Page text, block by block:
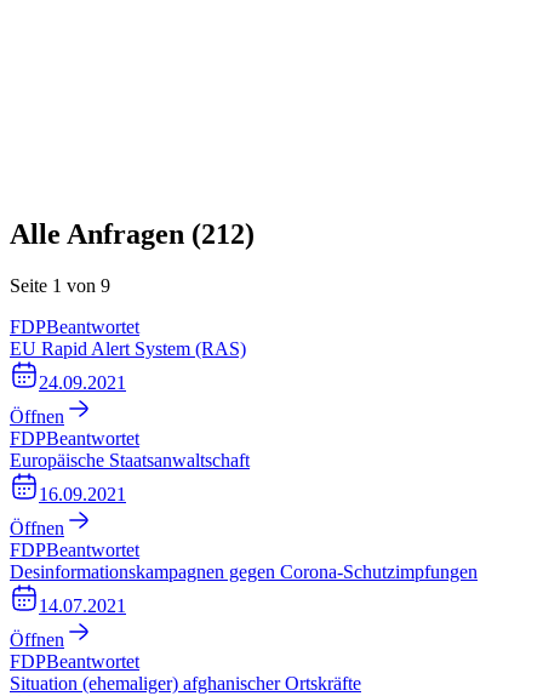
Alle Anfragen (212)
Seite 1 von 9
FDPBeantwortet
EU Rapid Alert System (RAS)
24.09.2021
Öffnen
FDPBeantwortet
Europäische Staatsanwaltschaft
16.09.2021
Öffnen
FDPBeantwortet
Desinformationskampagnen gegen Corona-Schutzimpfungen
14.07.2021
Öffnen
FDPBeantwortet
Situation (ehemaliger) afghanischer Ortskräfte